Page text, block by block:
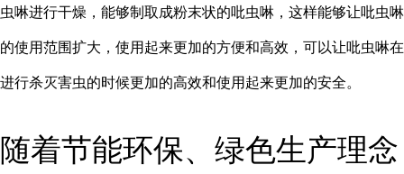
虫啉进行干燥，能够制取成粉末状的吡虫啉，这样能够让吡虫啉
的使用范围扩大，使用起来更加的方便和高效，可以让吡虫啉在
进行杀灭害虫的时候更加的高效和使用起来更加的安全。
随着节能环保、绿色生产理念